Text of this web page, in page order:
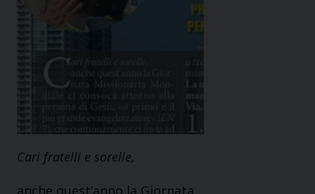
Cari fratelli e sorelle,
anche quest’anno la Giornata